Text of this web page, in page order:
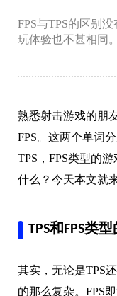
FPS与TPS的区别
玩体验也不甚相同。
熟悉射击游戏的朋
FPS。这两个单词
TPS，FPS类型的
什么？今天本文就
TPS和FPS类
其实，无论是TPS
的那么复杂。FPS即